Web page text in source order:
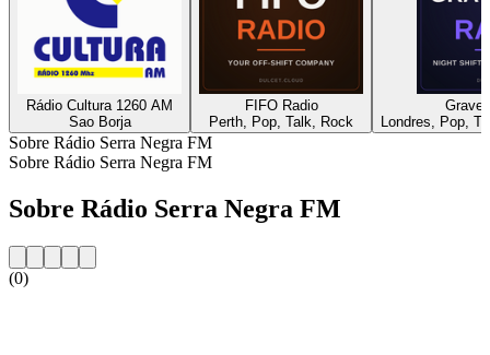
Rádio Cultura 1260 AM
Sao Borja
FIFO Radio
Perth, Pop, Talk, Rock
Londres, Pop,
Sobre Rádio Serra Negra FM
Sobre Rádio Serra Negra FM
Sobre Rádio Serra Negra FM
(0)